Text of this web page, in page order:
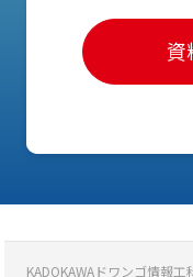
資
KADOKAWAドワンゴ情報